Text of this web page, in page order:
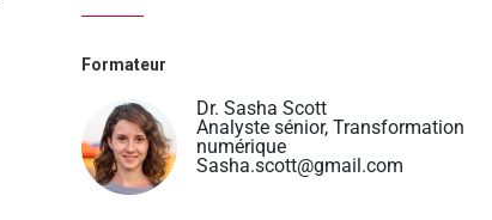
Formateur
Dr. Sasha Scott
Analyste sénior, Transformation
numérique
Sasha.scott@gmail.com